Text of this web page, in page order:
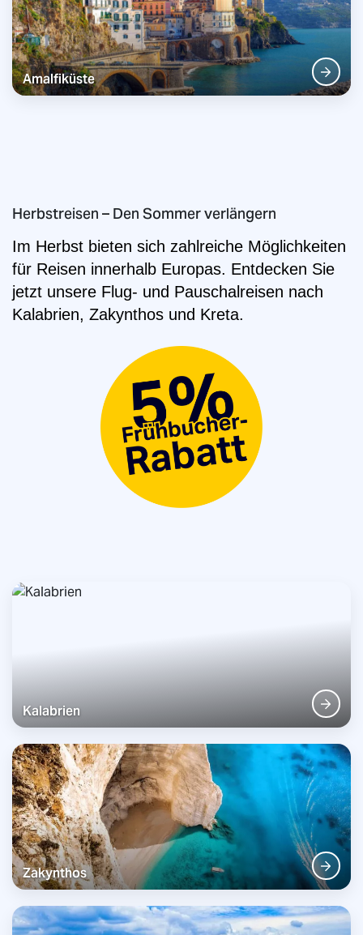
Amalfiküste
Herbstreisen – Den Sommer verlängern
Im Herbst bieten sich zahlreiche Möglichkeiten
für Reisen innerhalb Europas. Entdecken Sie
jetzt unsere Flug- und Pauschalreisen nach
Kalabrien, Zakynthos und Kreta.
Kalabrien
Zakynthos